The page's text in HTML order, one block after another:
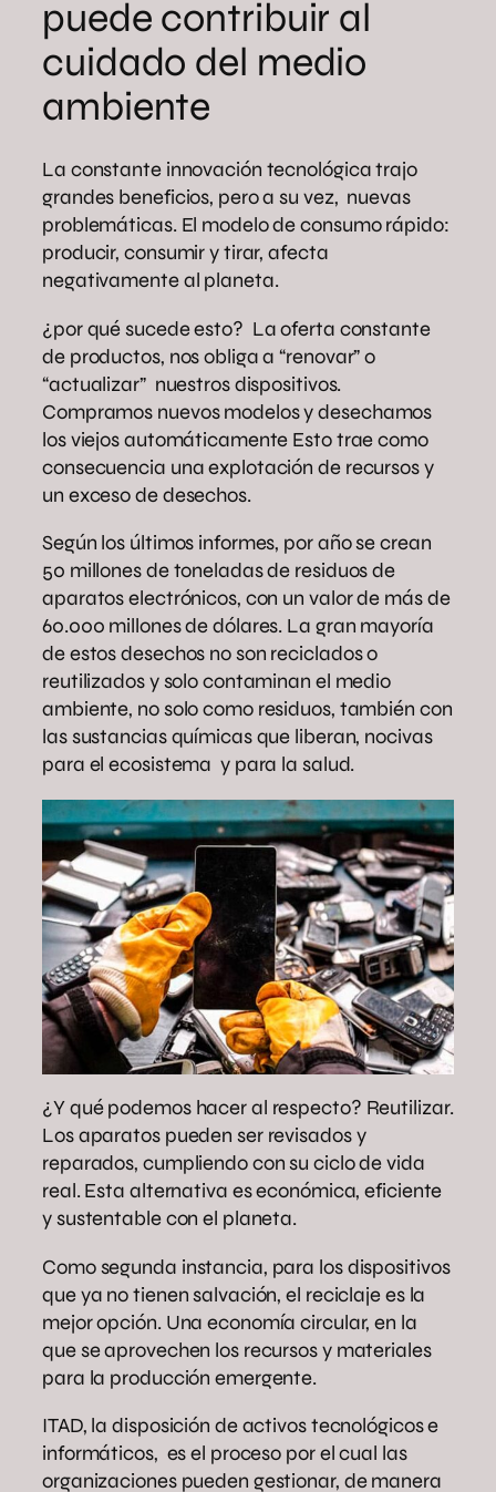
puede contribuir al
cuidado del medio
ambiente
La constante innovación tecnológica trajo
grandes beneficios, pero a su vez, nuevas
problemáticas. El modelo de consumo rápido:
producir, consumir y tirar, afecta
negativamente al planeta.
¿por qué sucede esto? La oferta constante
de productos, nos obliga a “renovar” o
“actualizar” nuestros dispositivos.
Compramos nuevos modelos y desechamos
los viejos automáticamente Esto trae como
consecuencia una explotación de recursos y
un exceso de desechos.
Según los últimos informes, por año se crean
50 millones de toneladas de residuos de
aparatos electrónicos, con un valor de más de
60.000 millones de dólares. La gran mayoría
de estos desechos no son reciclados o
reutilizados y solo contaminan el medio
ambiente, no solo como residuos, también con
las sustancias químicas que liberan, nocivas
para el ecosistema y para la salud.
¿Y qué podemos hacer al respecto? Reutilizar.
Los aparatos pueden ser revisados y
reparados, cumpliendo con su ciclo de vida
real. Esta alternativa es económica, eficiente
y sustentable con el planeta.
Como segunda instancia, para los dispositivos
que ya no tienen salvación, el reciclaje es la
mejor opción. Una economía circular, en la
que se aprovechen los recursos y materiales
para la producción emergente.
ITAD, la disposición de activos tecnológicos e
informáticos, es el proceso por el cual las
organizaciones pueden gestionar, de manera